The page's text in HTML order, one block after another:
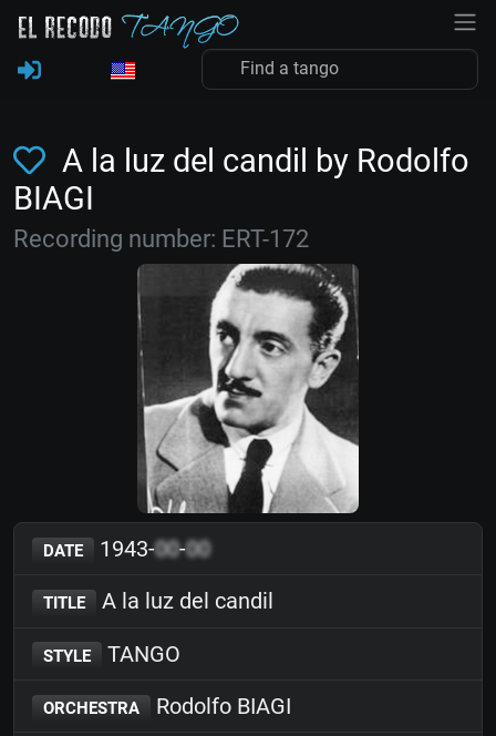
A la luz del candil by Rodolfo
BIAGI
Recording number: ERT-172
DATE 1943-00-00
TITLE A la luz del candil
STYLE TANGO
ORCHESTRA Rodolfo BIAGI